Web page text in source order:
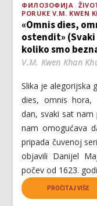
ФИЛОЗОФИЈА
PORUKE V.M. KWEN
«Omnis dies,
ostendit»
koliko smo
V.M. Kwen Khan
Slika je alegorijska
dies, omnis hora,
dan, svaki sat nam
nam omogućava
pripada čuvenoj
objavili Danijel
počev od 1623.
PROČITAJ VIŠE